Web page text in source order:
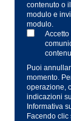
contenuto o
modulo e
modulo.
Puoi
momento.
operazione,
indicazioni
Informativa
Facendo